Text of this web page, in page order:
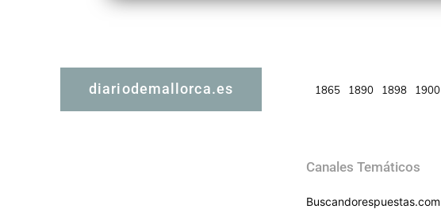
diariodemallorca.es 1865 1890 1898 1900
Canales Temáticos
Buscandorespuestas.com